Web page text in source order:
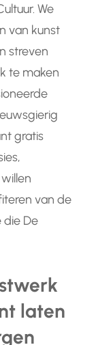
We
van kunst
streven
te maken
gratis
van de
die De
laten